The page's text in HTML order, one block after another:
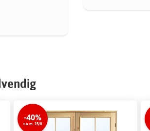
-40%
t.o.m. 15/8